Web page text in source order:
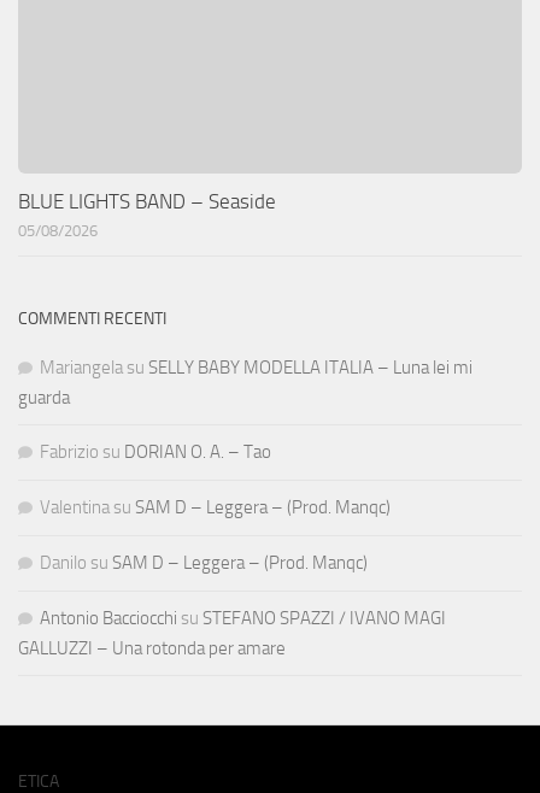
BLUE LIGHTS BAND – Seaside
05/08/2026
COMMENTI RECENTI
Mariangela su SELLY BABY MODELLA ITALIA – Luna lei mi
guarda
Fabrizio su DORIAN O. A. – Tao
Valentina su SAM D – Leggera – (Prod. Manqc)
Danilo su SAM D – Leggera – (Prod. Manqc)
Antonio Bacciocchi su STEFANO SPAZZI / IVANO MAGI
GALLUZZI – Una rotonda per amare
ETICA